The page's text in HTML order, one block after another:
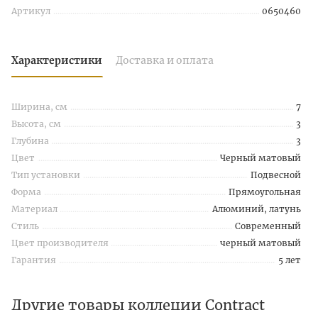
Артикул 0650460
Характеристики Доставка и оплата
Ширина, см
7
Высота, см
3
Глубина
3
Цвет
Черный матовый
Тип установки
Подвесной
Форма
Прямоугольная
Материал
Алюминий, латунь
Стиль
Современный
Цвет производителя
черный матовый
Гарантия
5 лет
Другие товары коллеции Contract